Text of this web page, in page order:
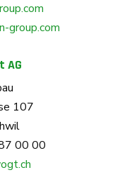
group.com
AG
107
00 00